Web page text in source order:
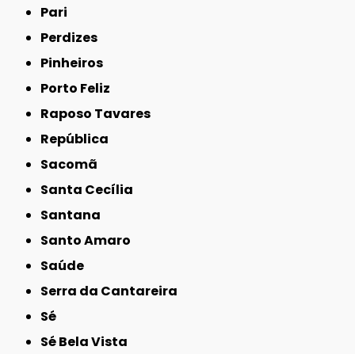
Pari
Perdizes
Pinheiros
Porto Feliz
Raposo Tavares
República
Sacomã
Santa Cecília
Santana
Santo Amaro
Saúde
Serra da Cantareira
Sé
Sé Bela Vista